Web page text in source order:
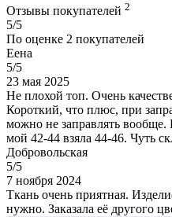
Отзывы покупателей 2
5/5
По оценке 2 покупателей
Еена
5/5
23 мая 2025
Не плохой топ. Очень
Короткий, что плюс, при
можно не заправлять
мой 42-44 взяла 44-46. Чуть
Добровольская
5/5
7 ноября 2024
Ткань очень приятная.
нужно. Заказала её другого